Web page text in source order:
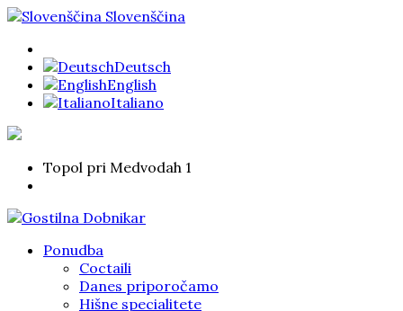
Slovenščina
Deutsch
English
Italiano
Topol pri Medvodah 1
Ponudba
Coctaili
Danes priporočamo
Hišne specialitete